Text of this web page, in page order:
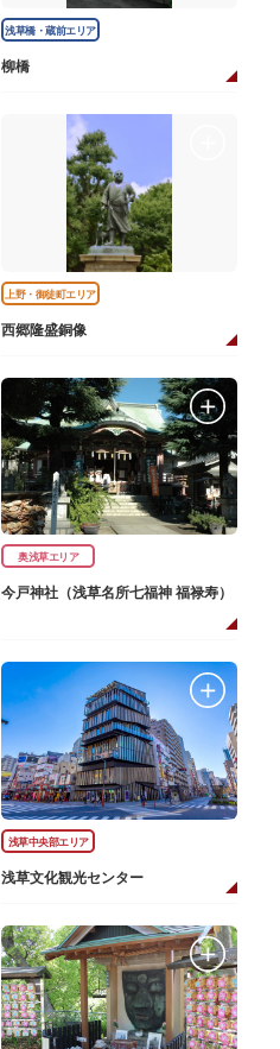
浅草橋・蔵前エリア
柳橋
上野・御徒町エリア
西郷隆盛銅像
奥浅草エリア
今戸神社（浅草名所七福神 福禄寿）
浅草中央部エリア
浅草文化観光センター